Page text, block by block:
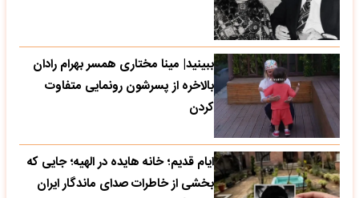
ببینید| مینا مختاری همسر بهرام رادان
بالاخره از پسرشون رونمایی متفاوت
کردن
ایام قدیم؛ خانه هایده در الهیه؛ جایی که
بخشی از خاطرات صدای ماندگار ایران